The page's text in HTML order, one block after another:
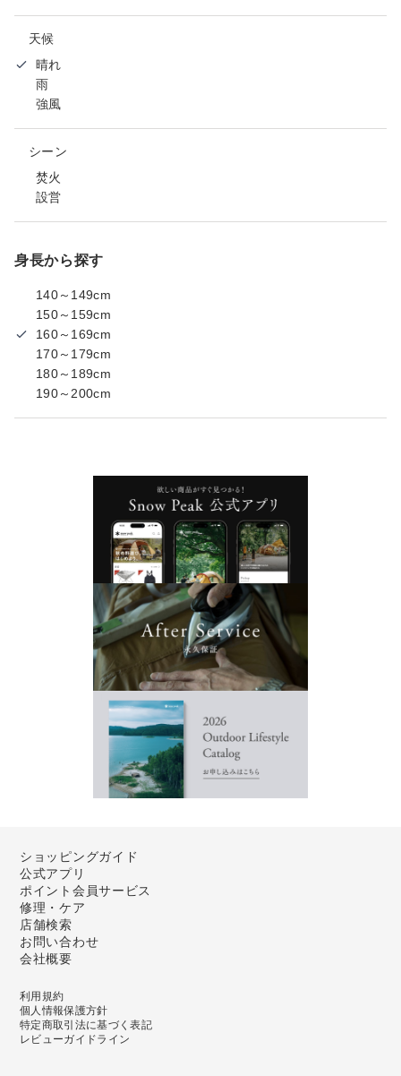
天候
晴れ
雨
強風
シーン
焚火
設営
身長から探す
140～149cm
150～159cm
160～169cm
170～179cm
180～189cm
190～200cm
ショッピングガイド
公式アプリ
ポイント会員サービス
修理・ケア
店舗検索
お問い合わせ
会社概要
利用規約
個人情報保護方針
特定商取引法に基づく表記
レビューガイドライン